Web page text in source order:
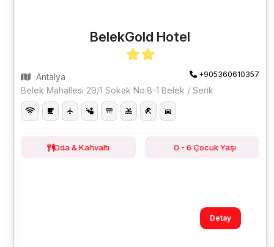
BelekGold Hotel
Antalya +905360610357
Belek Mahallesi 29/1 Sokak No:8-1 Belek / Serik
Oda & Kahvaltı 0 - 6 Çocuk Yaşı
Detay